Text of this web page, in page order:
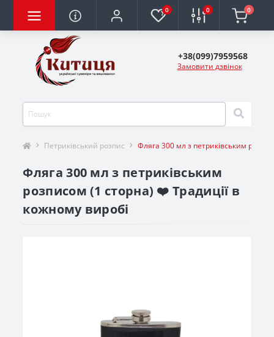
0 0 0
+38(099)7959568
Замовити дзвінок
Петриківський розпис Фляга 300 мл з петриківським
Фляга 300 мл з петриківським
розписом (1 сторна) ❤️ Традиції в
кожному виробі